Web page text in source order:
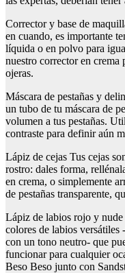
Corrector y base de
en cuando, es importante
líquida o en polvo para
nuestro corrector en crema
ojeras.
Máscara de pestañas y
un tubo de tu máscara de
volumen a tus pestañas.
contraste para definir aún
Lápiz de cejas Tus cejas
rostro: dales forma,
en crema, o simplemente
de pestañas transparente,
Lápiz de labios rojo y
colores de labios
con un tono neutro- que
funcionar para cualquier
Beso Beso junto con